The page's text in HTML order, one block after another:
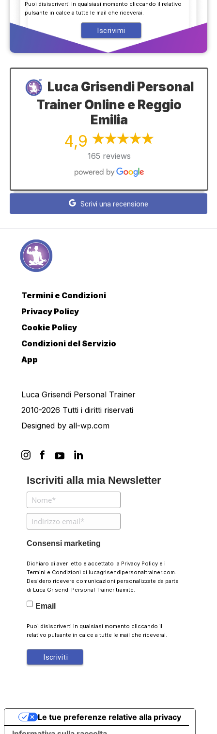
Puoi disiscriverti in qualsiasi momento cliccando il relativo
pulsante in calce a tutte le mail che riceverai.
Luca Grisendi Personal
Trainer Online e Reggio
Emilia
4,9
165 reviews
Scrivi una recensione
Termini e Condizioni
Privacy Policy
Cookie Policy
Condizioni del Servizio
App
Luca Grisendi Personal Trainer
2010-2026 Tutti i diritti riservati
Designed by all-wp.com
Iscriviti alla mia Newsletter
Consensi marketing
Dichiaro di aver letto e accettato la Privacy Policye i
Termini e Condizioni di lucagrisendipersonaltrainer.com.
Desidero ricevere comunicazioni personalizzate da parte
di Luca Grisendi Personal Trainer tramite:
Email
Puoi disiscriverti in qualsiasi momento cliccando il
relativo pulsante in calce a tutte le mail che riceverai.
Le tue preferenze relative alla privacy